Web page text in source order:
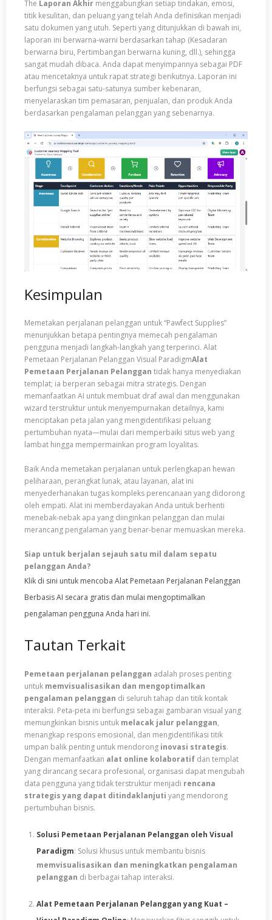
The Laporan Akhir menggabungkan setiap tindakan, emosi,
titik kesulitan, dan peluang yang telah Anda definisikan menjadi
satu dokumen yang utuh. Seperti yang ditunjukkan di bawah ini,
laporan ini berwarna-warni berdasarkan tahap (Kesadaran
berwarna biru, Pertimbangan berwarna kuning, dll.), sehingga
sangat mudah dibaca. Anda dapat menyimpannya sebagai PDF
atau mencetaknya untuk rapat strategi berikutnya. Laporan ini
berfungsi sebagai satu-satunya sumber kebenaran,
menyelaraskan tim pemasaran, penjualan, dan produk Anda
berdasarkan pengalaman pelanggan yang sebenarnya.
Kesimpulan
Memetakan perjalanan pelanggan untuk “Pawfect Supplies”
menunjukkan betapa pentingnya memecah pengalaman
pengguna menjadi langkah-langkah yang terperinci. Alat
Pemetaan Perjalanan Pelanggan Visual ParadigmAlat
Pemetaan Perjalanan Pelanggan tidak hanya menyediakan
templat; ia berperan sebagai mitra strategis. Dengan
memanfaatkan AI untuk membuat draf awal dan menggunakan
wizard terstruktur untuk menyempurnakan detailnya, kami
menciptakan peta jalan yang mengidentifikasi peluang
pertumbuhan nyata—mulai dari memperbaiki situs web yang
lambat hingga mempermainkan program loyalitas.
Baik Anda memetakan perjalanan untuk perlengkapan hewan
peliharaan, perangkat lunak, atau layanan, alat ini
menyederhanakan tugas kompleks perencanaan yang didorong
oleh empati. Alat ini memberdayakan Anda untuk berhenti
menebak-nebak apa yang diinginkan pelanggan dan mulai
merancang pengalaman yang benar-benar memuaskan mereka.
Siap untuk berjalan sejauh satu mil dalam sepatu
pelanggan Anda?
Klik di sini untuk mencoba Alat Pemetaan Perjalanan Pelanggan
Berbasis AI secara gratis dan mulai mengoptimalkan
pengalaman pengguna Anda hari ini.
Tautan Terkait
Pemetaan perjalanan pelanggan adalah proses penting
untuk memvisualisasikan dan mengoptimalkan
pengalaman pelanggan di seluruh tahap dan titik kontak
interaksi. Peta-peta ini berfungsi sebagai gambaran visual yang
memungkinkan bisnis untuk melacak jalur pelanggan,
menangkap respons emosional, dan mengidentifikasi titik
umpan balik penting untuk mendorong inovasi strategis.
Dengan memanfaatkan alat online kolaboratif dan templat
yang dirancang secara profesional, organisasi dapat mengubah
data pengguna yang tidak terstruktur menjadi rencana
strategis yang dapat ditindaklanjuti yang mendorong
pertumbuhan bisnis.
Solusi Pemetaan Perjalanan Pelanggan oleh Visual
Paradigm: Solusi khusus untuk membantu bisnis
memvisualisasikan dan meningkatkan pengalaman
pelanggan di berbagai tahap interaksi.
Alat Pemetaan Perjalanan Pelanggan yang Kuat –